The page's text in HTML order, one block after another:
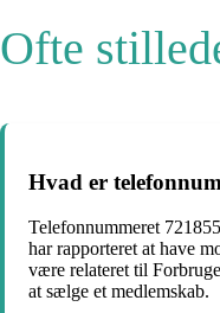
Ofte
Hvad er
Telefonnummeret
har rapporteret at have
være relateret til
at sælge et medlemskab.